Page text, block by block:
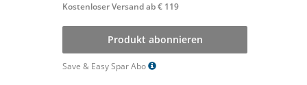
Kostenloser Versand ab € 119
Produkt abonnieren
Save & Easy Spar Abo